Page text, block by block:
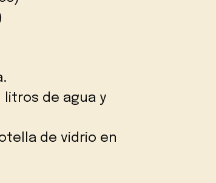
litros de agua y
de vidrio en